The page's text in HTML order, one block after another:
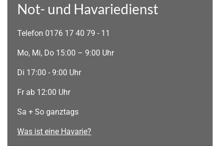
Not- und Havariedienst
Telefon 0176 17 40 79 - 11
Mo, Mi, Do 15:00 – 9:00 Uhr
Di 17:00 - 9:00 Uhr
Fr ab 12:00 Uhr
Sa + So ganztags
Was ist eine Havarie?